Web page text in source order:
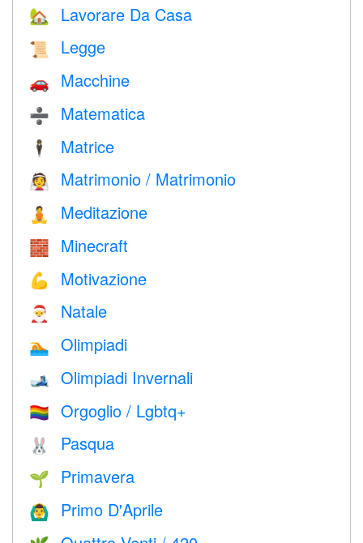
🏡 Lavorare Da Casa
📜 Legge
🚗 Macchine
➗ Matematica
🕴️ Matrice
👰 Matrimonio / Matrimonio
🧘 Meditazione
🧱 Minecraft
💪 Motivazione
🎅 Natale
🏊 Olimpiadi
🎿 Olimpiadi Invernali
🏳️‍🌈 Orgoglio / Lgbtq+
🐰 Pasqua
🌱 Primavera
🙆‍♂️ Primo D'Aprile